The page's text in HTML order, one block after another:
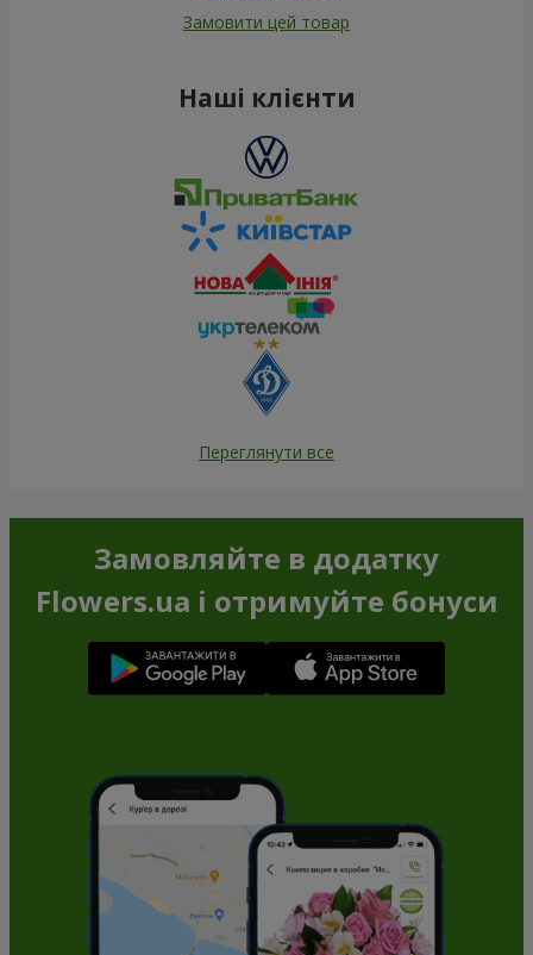
Замовити цей товар
Наші клієнти
Переглянути все
Замовляйте в додатку
Flowers.ua і отримуйте бонуси